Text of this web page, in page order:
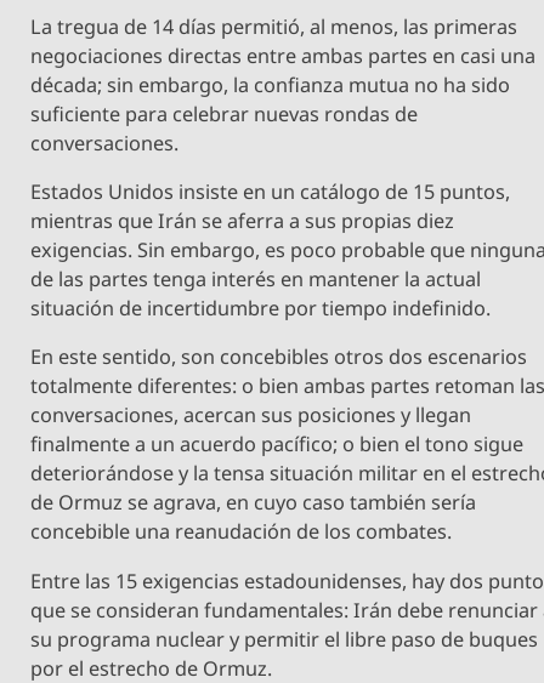
La tregua de 14 días permitió, al menos, las primeras
negociaciones directas entre ambas partes en casi una
década; sin embargo, la confianza mutua no ha sido
suficiente para celebrar nuevas rondas de
conversaciones.
Estados Unidos insiste en un catálogo de 15 puntos,
mientras que Irán se aferra a sus propias diez
exigencias. Sin embargo, es poco probable que
de las partes tenga interés en mantener la actual
situación de incertidumbre por tiempo indefinido.
En este sentido, son concebibles otros dos escenarios
totalmente diferentes: o bien ambas partes retoman
conversaciones, acercan sus posiciones y llegan
finalmente a un acuerdo pacífico; o bien el tono sigue
deteriorándose y la tensa situación militar en el
de Ormuz se agrava, en cuyo caso también sería
concebible una reanudación de los combates.
Entre las 15 exigencias estadounidenses, hay dos
que se consideran fundamentales: Irán debe renunciar
su programa nuclear y permitir el libre paso de buques
por el estrecho de Ormuz.